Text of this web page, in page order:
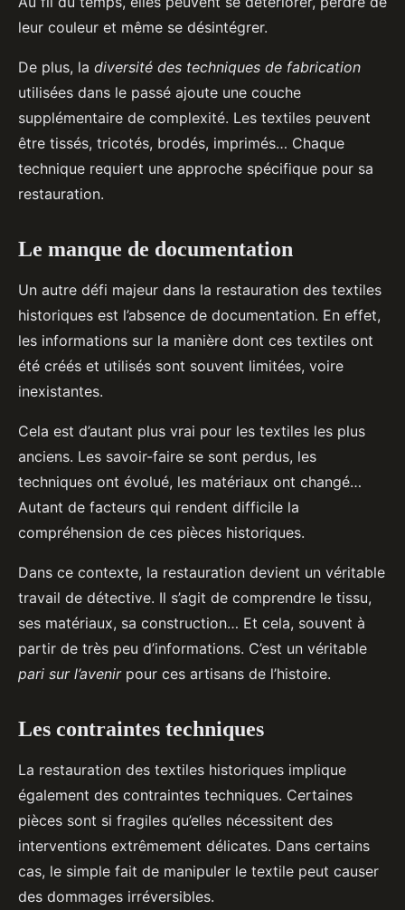
leur couleur et même se désintégrer.
De plus, la diversité des techniques de fabrication
utilisées dans le passé ajoute une couche
supplémentaire de complexité. Les textiles peuvent
être tissés, tricotés, brodés, imprimés… Chaque
technique requiert une approche spécifique pour sa
restauration.
Le manque de documentation
Un autre défi majeur dans la restauration des textiles
historiques est l’absence de documentation. En effet,
les informations sur la manière dont ces textiles ont
été créés et utilisés sont souvent limitées, voire
inexistantes.
Cela est d’autant plus vrai pour les textiles les plus
anciens. Les savoir-faire se sont perdus, les
techniques ont évolué, les matériaux ont changé…
Autant de facteurs qui rendent difficile la
compréhension de ces pièces historiques.
Dans ce contexte, la restauration devient un véritable
travail de détective. Il s’agit de comprendre le tissu,
ses matériaux, sa construction… Et cela, souvent à
partir de très peu d’informations. C’est un véritable
pari sur l’avenirpour ces artisans de l’histoire.
Les contraintes techniques
La restauration des textiles historiques implique
également des contraintes techniques. Certaines
pièces sont si fragiles qu’elles nécessitent des
interventions extrêmement délicates. Dans certains
cas, le simple fait de manipuler le textile peut causer
des dommages irréversibles.